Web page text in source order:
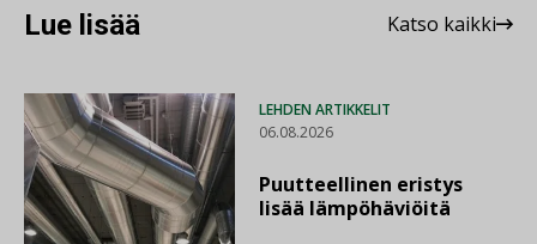
Lue lisää Katso kaikki
LEHDEN ARTIKKELIT
06.08.2026
Puutteellinen eristys
lisää lämpöhäviöitä